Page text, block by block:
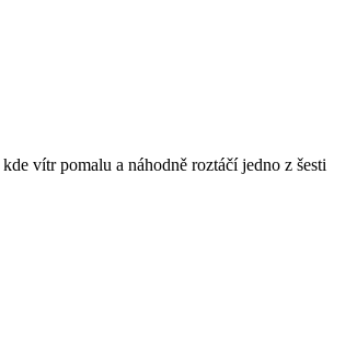
vítr pomalu a náhodně roztáčí jedno z šesti